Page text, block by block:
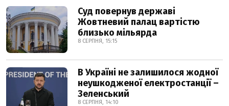
Суд повернув державі
Жовтневий палац вартістю
близько мільярда
8 СЕРПНЯ, 15:15
В Україні не залишилося жодної
неушкодженої електростанції –
Зеленський
8 СЕРПНЯ, 14:10